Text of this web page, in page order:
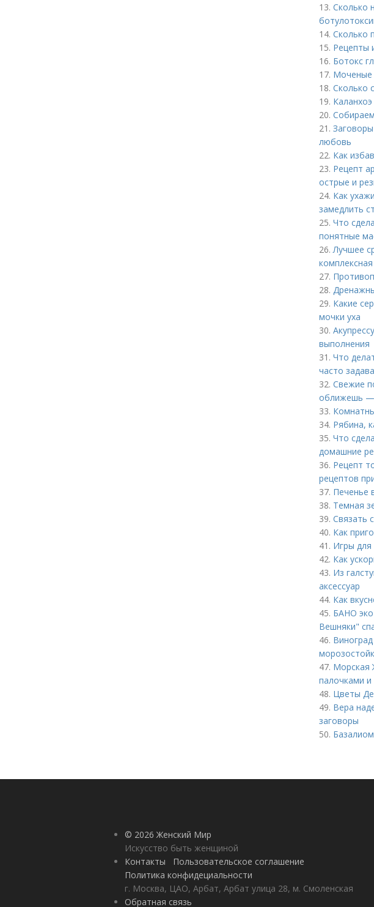
13. Сколько
14. Сколько
15. Рецепты
16. Ботокс
17. Моченые
18. Сколько
19.
20.
21.
любовь
22. Как
23. Рецепт
острые и
24. Как
замедлить
25. Что
понятные
26.Лучшее
27.
28.
29. Какие
мочки уха
30.
выполнения
31. Что
часто
32. Свежие
оближешь —
33.
34. Рябина,
35. Что
домашние
36. Рецепт
рецептов
37. Печенье
38. Темная
39. Связать
40. Как
41. Игры для
42. Как
43. Из
аксессуар
44. Как
45. БАНО
Вешняки"
46.
47. Морская
палочками и
48. Цветы
49. Вера
заговоры
50.
© 2026 Женский Мир
Искусство быть женщиной
Контакты
Пользовательское соглашение
Политика конфидециальности
г. Москва, ЦАО, Арбат, Арбат улица 28, м. Смоленская
Обратная связь